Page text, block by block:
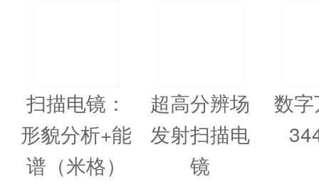
扫描电镜：
形貌分析+能
谱（米格）
超高分辨场
发射扫描电
镜
数